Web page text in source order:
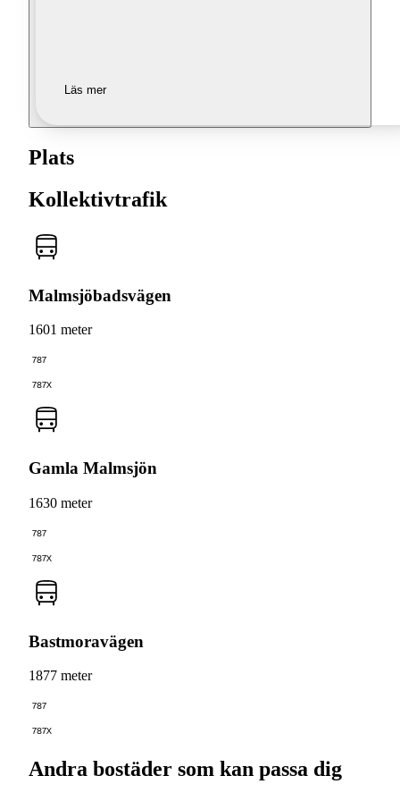
Läs mer
Plats
Kollektivtrafik
Malmsjöbadsvägen
1601 meter
787
787X
Gamla Malmsjön
1630 meter
787
787X
Bastmoravägen
1877 meter
787
787X
Andra bostäder som kan passa dig